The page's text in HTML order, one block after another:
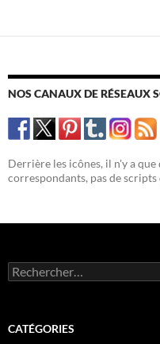
NOS CANAUX DE RÉSEAUX
Derrière les icônes, il n'y a
correspondants, pas de
Rechercher :
CATÉGORIES